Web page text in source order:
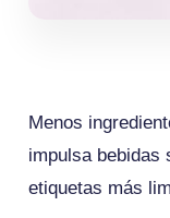
Menos
impulsa bebidas
etiquetas más